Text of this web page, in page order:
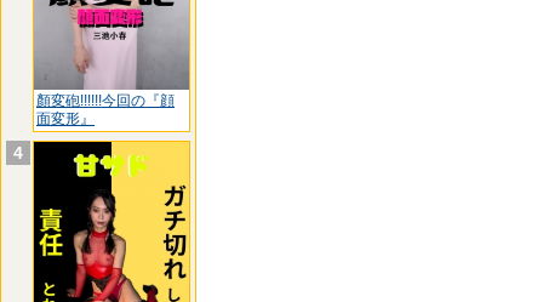
顏変砲!!!!!!今回の『顔
面変形』
4